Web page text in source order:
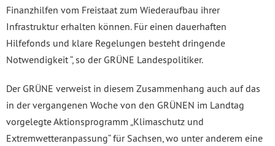
Finanzhilfen vom Freistaat zum Wiederaufbau ihrer
Infrastruktur erhalten können. Für einen dauerhaften
Hilfefonds und klare Regelungen besteht dringende
Notwendigkeit “, so der GRÜNE Landespolitiker.
Der GRÜNE verweist in diesem Zusammenhang auch auf das
in der vergangenen Woche von den GRÜNEN im Landtag
vorgelegte Aktionsprogramm „Klimaschutz und
Extremwetteranpassung“ für Sachsen, wo unter anderem eine